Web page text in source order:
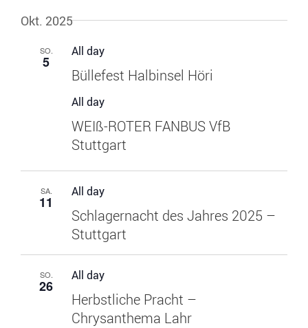
Okt. 2025
SO.
5
All day
Büllefest Halbinsel Höri
All day
WEIß-ROTER FANBUS VfB
Stuttgart
SA.
11
All day
Schlagernacht des Jahres 2025 –
Stuttgart
SO.
26
All day
Herbstliche Pracht –
Chrysanthema Lahr